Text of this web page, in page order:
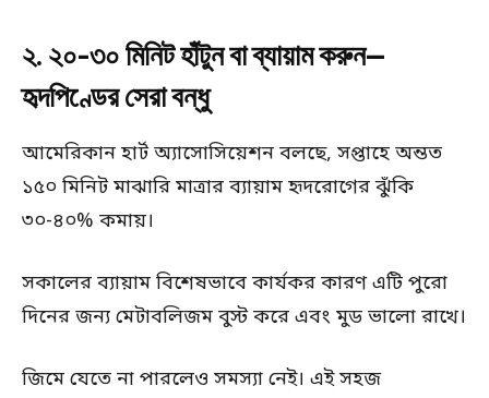
২. ২০-৩০ মিনিট হাঁটুন বা ব্যায়াম করুন—
হৃদপিণ্ডের সেরা বন্ধু
আমেরিকান হার্ট অ্যাসোসিয়েশন বলছে, সপ্তাহে অন্তত
১৫০ মিনিট মাঝারি মাত্রার ব্যায়াম হৃদরোগের ঝুঁকি
৩০-৪০% কমায়।
সকালের ব্যায়াম বিশেষভাবে কার্যকর কারণ এটি পুরো
দিনের জন্য মেটাবলিজম বুস্ট করে এবং মুড ভালো রাখে।
জিমে যেতে না পারলেও সমস্যা নেই। এই সহজ